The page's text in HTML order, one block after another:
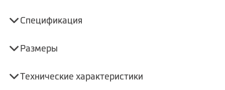
Спецификация
Размеры
Технические характеристики